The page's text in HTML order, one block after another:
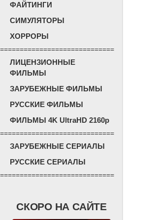
ФАЙТИНГИ
СИМУЛЯТОРЫ
ХОРРОРЫ
=============================
ЛИЦЕНЗИОННЫЕ
ФИЛЬМЫ
ЗАРУБЕЖНЫЕ ФИЛЬМЫ
РУССКИЕ ФИЛЬМЫ
ФИЛЬМЫ 4K UltraHD 2160p
=============================
ЗАРУБЕЖНЫЕ СЕРИАЛЫ
РУССКИЕ СЕРИАЛЫ
=============================
СКОРО НА САЙТЕ